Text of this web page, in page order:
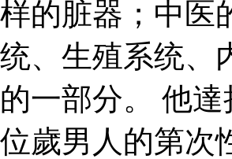
样的脏器；中医
统、生殖系统、
的一部分。 他
位歲男人的第次